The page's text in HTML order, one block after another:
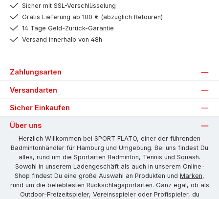
Sicher mit SSL-Verschlüsselung
Gratis Lieferung ab 100 € (abzüglich Retouren)
14 Tage Geld-Zurück-Garantie
Versand innerhalb von 48h
Zahlungsarten
Versandarten
Sicher Einkaufen
Über uns
Herzlich Willkommen bei SPORT FLATO, einer der führenden
Badmintonhändler für Hamburg und Umgebung. Bei uns findest Du
alles, rund um die Sportarten Badminton, Tennis und Squash.
Sowohl in unserem Ladengeschäft als auch in unserem Online-
Shop findest Du eine große Auswahl an Produkten und Marken,
rund um die beliebtesten Rückschlagsportarten. Ganz egal, ob als
Outdoor-Freizeitspieler, Vereinsspieler oder Profispieler, du